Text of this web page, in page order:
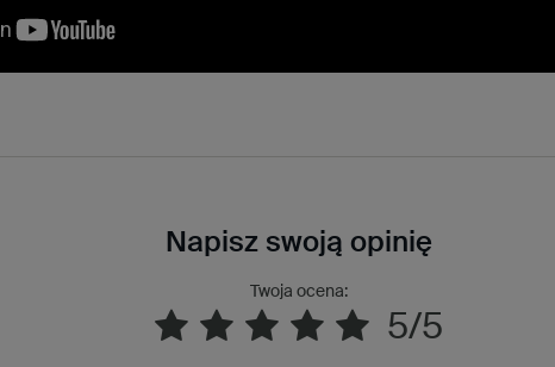
Napisz swoją opinię
Twoja ocena:
5/5